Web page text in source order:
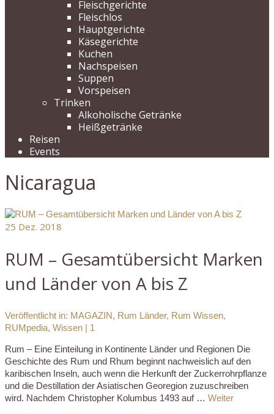
Fleischgerichte
Fleischlos
Hauptgerichte
Käsegerichte
Kuchen
Nachspeisen
Suppen
Vorspeisen
Trinken
Alkoholische Getränke
Heißgetränke
Reisen
Events
Nicaragua
25 Dez. 2018
RUM – Gesamtübersicht Marken
und Länder von A bis Z
Veröffentlicht in: MAGAZIN, Rum Länder, Rum Wissen,
RUMpedia, Wissen | 1
Rum – Eine Einteilung in Kontinente Länder und Regionen Die
Geschichte des Rum und Rhum beginnt nachweislich auf den
karibischen Inseln, auch wenn die Herkunft der Zuckerrohrpflanze
und die Destillation der Asiatischen Georegion zuzuschreiben
wird. Nachdem Christopher Kolumbus 1493 auf … Weiter